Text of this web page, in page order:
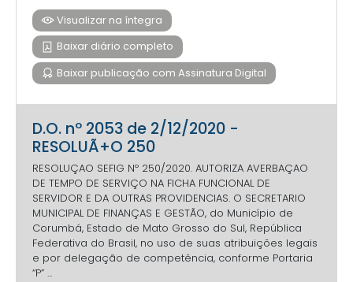
Visualizar na íntegra
Baixar diário completo
Baixar publicação com Assinatura Digital
D.O. nº 2053 de 2/12/2020 -
RESOLUÃ+O 250
RESOLUÇAO SEFIG Nº 250/2020. AUTORIZA AVERBAÇAO
DE TEMPO DE SERVIÇO NA FICHA FUNCIONAL DE
SERVIDOR E DA OUTRAS PROVIDENCIAS. O SECRETARIO
MUNICIPAL DE FINANÇAS E GESTÃO, do Município de
Corumbá, Estado de Mato Grosso do Sul, República
Federativa do Brasil, no uso de suas atribuições legais
e por delegação de competência, conforme Portaria
“P” ...